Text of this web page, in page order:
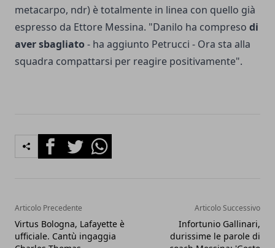
metacarpo, ndr) è totalmente in linea con quello già
espresso da Ettore Messina. "Danilo ha compreso di
aver sbagliato - ha aggiunto Petrucci - Ora sta alla
squadra compattarsi per reagire positivamente".
FacebookTwitterWhatsapp
Articolo Precedente
Virtus Bologna, Lafayette è
ufficiale. Cantù ingaggia
Articolo Successivo
Infortunio Gallinari,
durissime le parole di